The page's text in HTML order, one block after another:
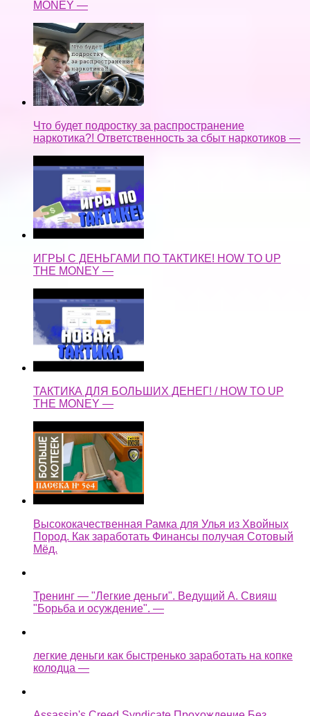
MONEY —
Что будет подростку за распространение
наркотика?! Ответственность за сбыт наркотиков —
ИГРЫ С ДЕНЬГАМИ ПО ТАКТИКЕ! HOW TO UP
THE MONEY —
ТАКТИКА ДЛЯ БОЛЬШИХ ДЕНЕГ! / HOW TO UP
THE MONEY —
Высококачественная Рамка для Улья из Хвойных
Пород. Как заработать Финансы получая Сотовый
Мёд.
Тренинг — "Легкие деньги". Ведущий А. Свияш
"Борьба и осуждение". —
легкие деньги как быстренько заработать на копке
колодца —